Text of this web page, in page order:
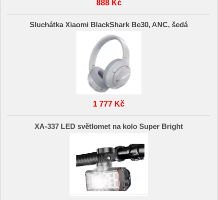
888 Kč
Sluchátka Xiaomi BlackShark Be30, ANC, šedá
1 777 Kč
XA-337 LED světlomet na kolo Super Bright